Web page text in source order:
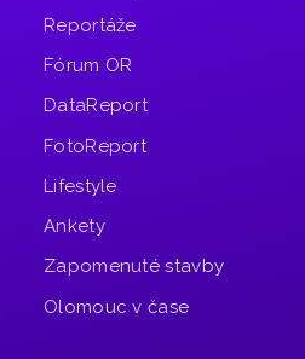
Reportáže
Fórum OR
DataReport
FotoReport
Lifestyle
Ankety
Zapomenuté stavby
Olomouc v čase